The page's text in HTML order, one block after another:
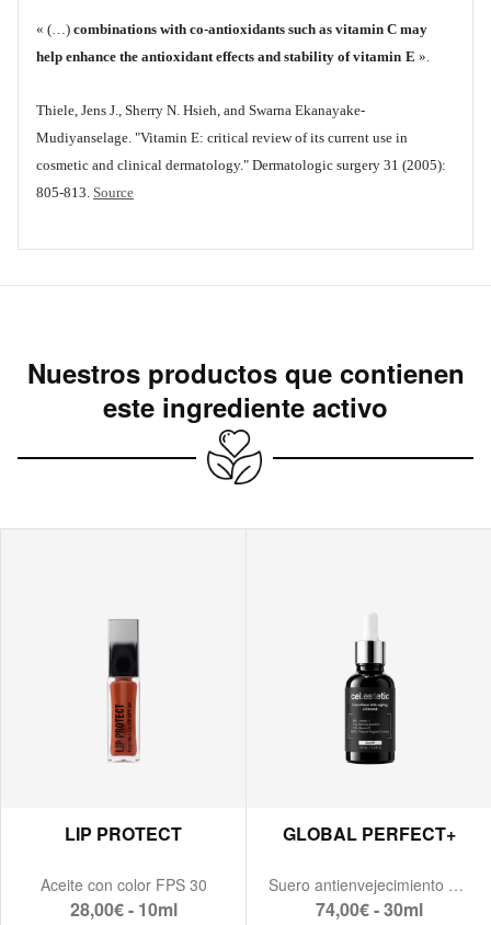
« (…) combinations with co-antioxidants such as vitamin C may
help enhance the antioxidant effects and stability of vitamin E ».
Thiele, Jens J., Sherry N. Hsieh, and Swarna Ekanayake‐
Mudiyanselage. "Vitamin E: critical review of its current use in
cosmetic and clinical dermatology." Dermatologic surgery 31 (2005):
805-813. Source
Nuestros productos que contienen
este ingrediente activo
LIP PROTECT
Aceite con color FPS 30
28,00€ - 10ml
GLOBAL PERFECT+
Suero antienvejecimiento ultra nutritivo
74,00€ - 30ml